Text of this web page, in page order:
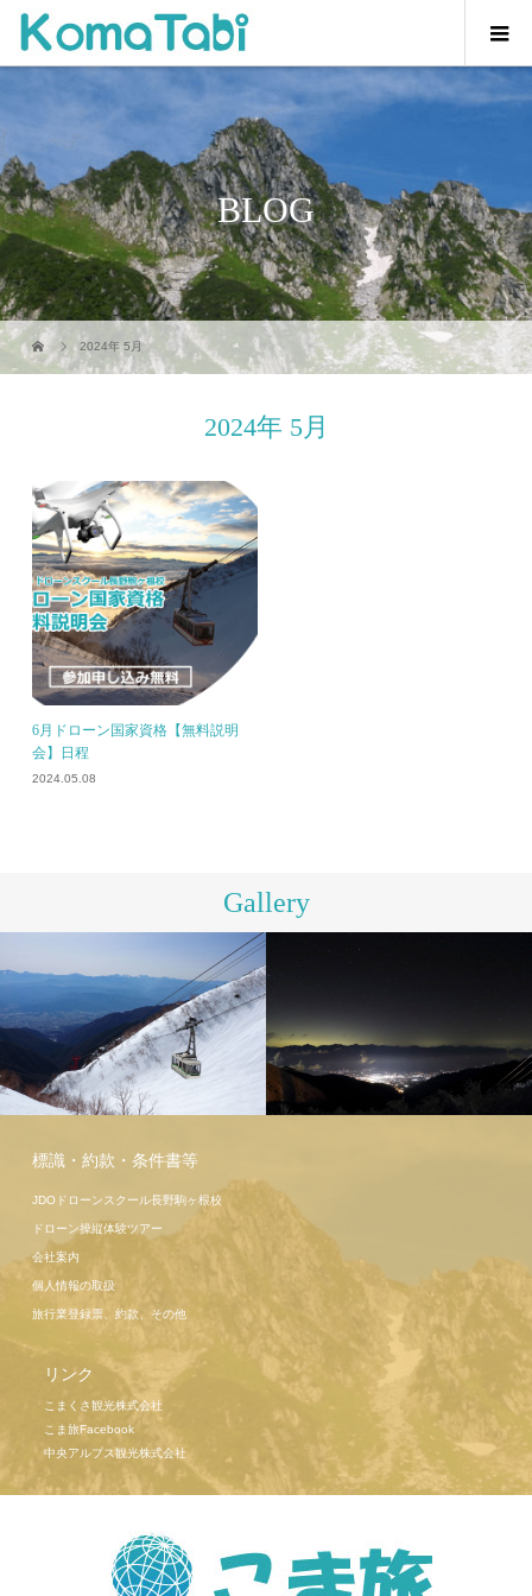
BLOG
2024年 5月
2024年 5月
6月ドローン国家資格【無料説明
会】日程
2024.05.08
Gallery
駒ヶ岳ロー
標識・約款・条件書等
JDOドローンスクール長野駒ヶ根校
ドローン操縦体験ツアー
会社案内
個人情報の取扱
旅行業登録票、約款、その他
リンク
こまくさ観光株式会社
こま旅Facebook
中央アルプス観光株式会社